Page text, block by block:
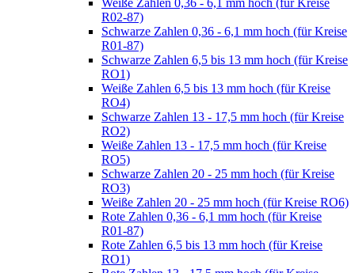
Weiße Zahlen 0,36 - 6,1 mm hoch (für Kreise
R02-87)
Schwarze Zahlen 0,36 - 6,1 mm hoch (für Kreise
R01-87)
Schwarze Zahlen 6,5 bis 13 mm hoch (für Kreise
RO1)
Weiße Zahlen 6,5 bis 13 mm hoch (für Kreise
RO4)
Schwarze Zahlen 13 - 17,5 mm hoch (für Kreise
RO2)
Weiße Zahlen 13 - 17,5 mm hoch (für Kreise
RO5)
Schwarze Zahlen 20 - 25 mm hoch (für Kreise
RO3)
Weiße Zahlen 20 - 25 mm hoch (für Kreise RO6)
Rote Zahlen 0,36 - 6,1 mm hoch (für Kreise
R01-87)
Rote Zahlen 6,5 bis 13 mm hoch (für Kreise
RO1)